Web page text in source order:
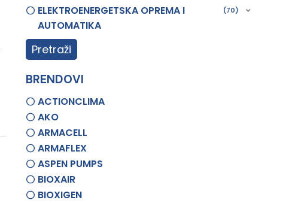
ELEKTROENERGETSKA OPREMA I
AUTOMATIKA
70
Pretraži
BRENDOVI
ACTIONCLIMA
AKO
ARMACELL
ARMAFLEX
ASPEN PUMPS
BIOXAIR
BIOXIGEN